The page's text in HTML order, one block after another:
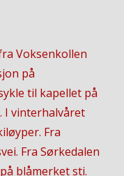
Voksenkollen
på
til kapellet på
I vinterhalvåret
Fra
Fra Sørkedalen
blåmerket sti.